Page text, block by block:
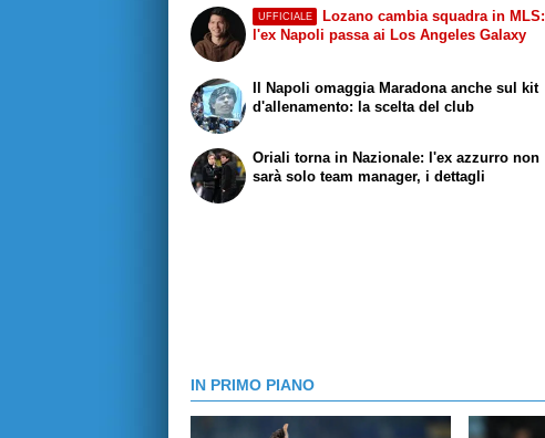
UFFICIALE
Lozano cambia squadra in MLS:
l'ex Napoli passa ai Los Angeles Galaxy
Il Napoli omaggia Maradona anche sul kit
d'allenamento: la scelta del club
Oriali torna in Nazionale: l'ex azzurro non
sarà solo team manager, i dettagli
IN PRIMO PIANO